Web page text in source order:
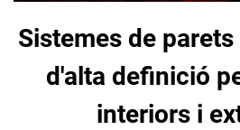
Sistemes de parets
d'alta definició
interiors i